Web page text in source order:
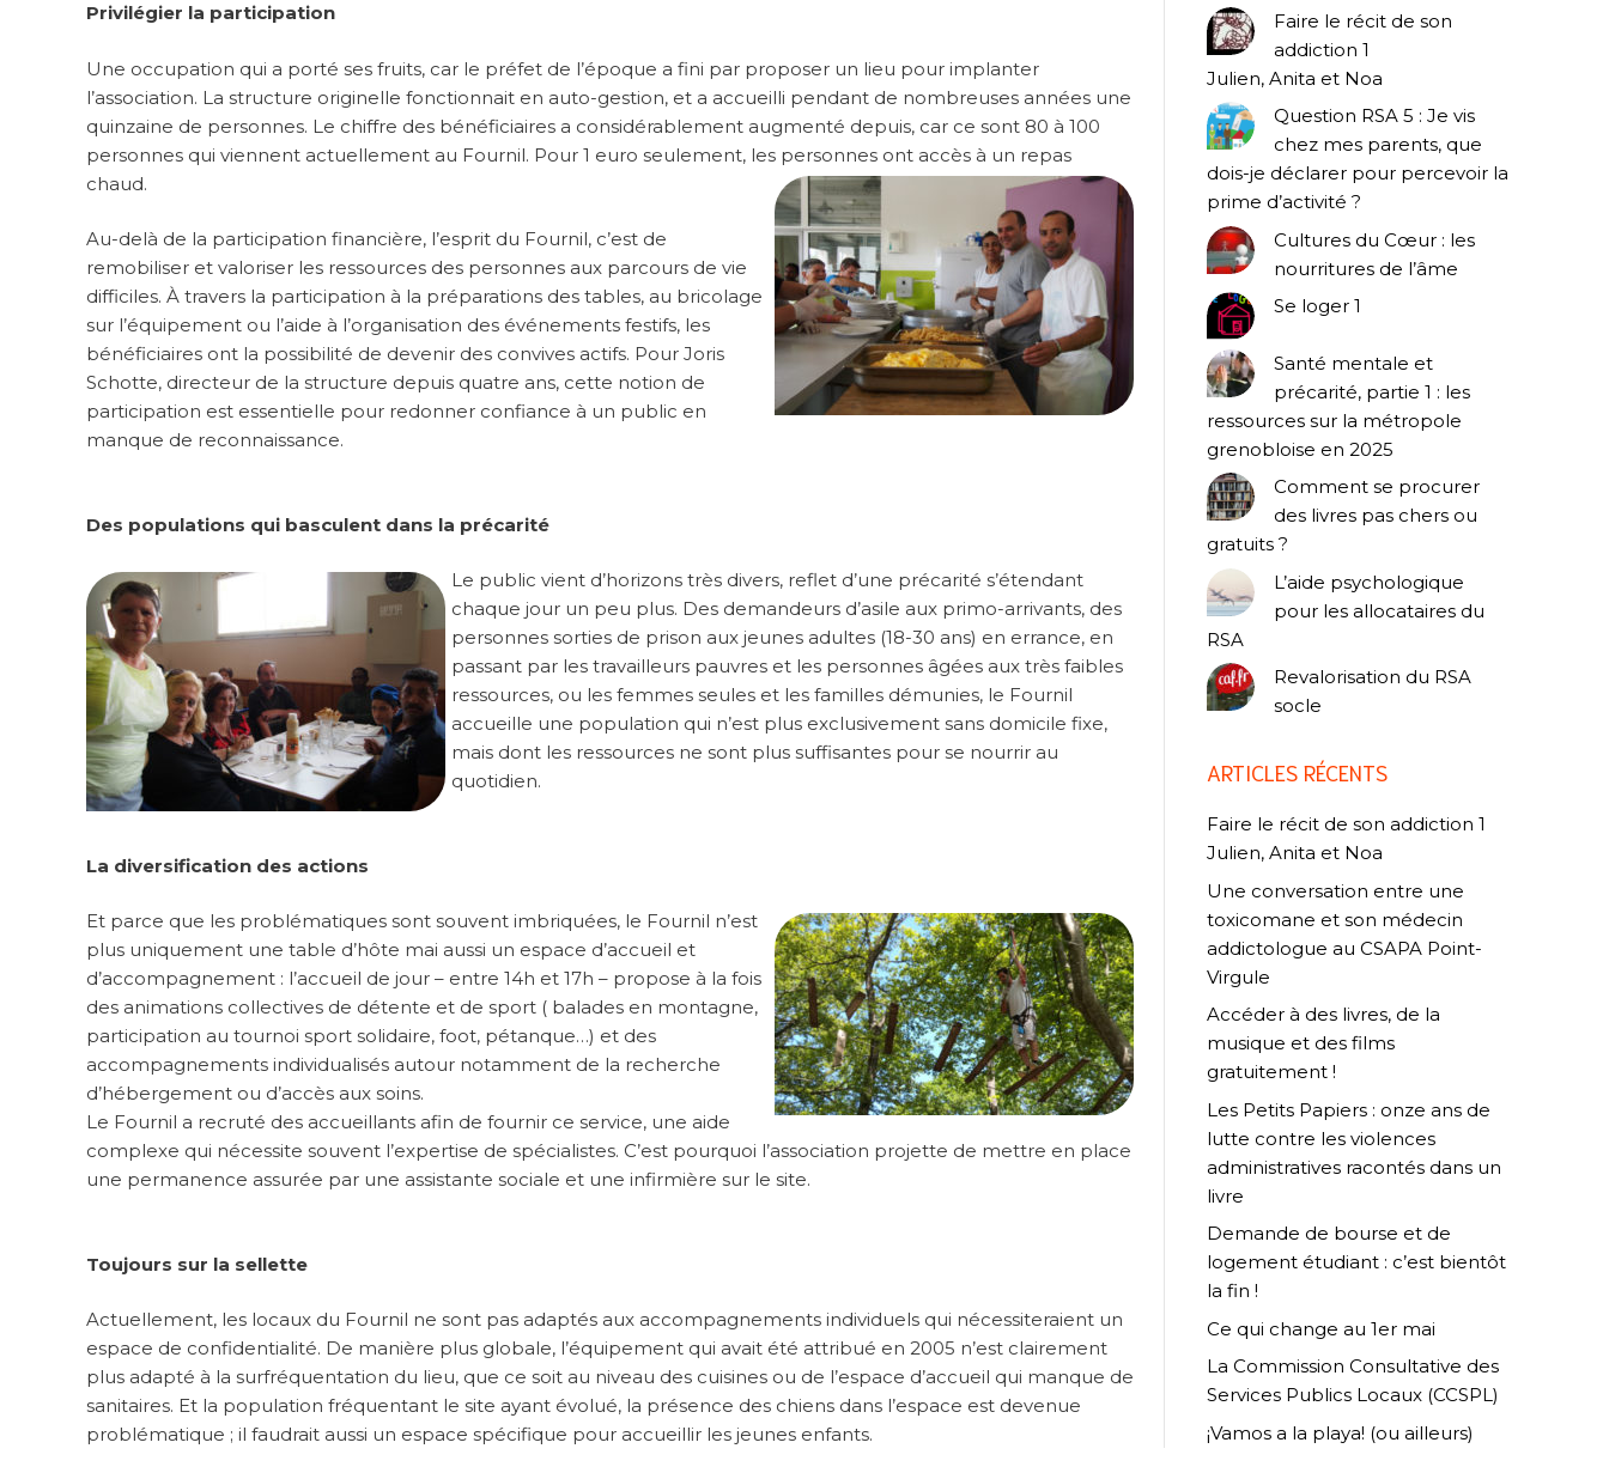
Privilégier la participation
Une occupation qui a porté ses fruits, car le préfet de l’époque a fini par proposer un lieu pour implanter
l’association. La structure originelle fonctionnait en auto-gestion, et a accueilli pendant de nombreuses années une
quinzaine de personnes. Le chiffre des bénéficiaires a considérablement augmenté depuis, car ce sont 80 à 100
personnes qui viennent actuellement au Fournil. Pour 1 euro seulement, les personnes ont accès à un repas
chaud.
Au-delà de la participation financière, l’esprit du Fournil, c’est de
remobiliser et valoriser les ressources des personnes aux parcours de vie
difficiles. À travers la participation à la préparations des tables, au bricolage
sur l’équipement ou l’aide à l’organisation des événements festifs, les
bénéficiaires ont la possibilité de devenir des convives actifs. Pour Joris
Schotte, directeur de la structure depuis quatre ans, cette notion de
participation est essentielle pour redonner confiance à un public en
manque de reconnaissance.
Des populations qui basculent dans la précarité
Le public vient d’horizons très divers, reflet d’une précarité s’étendant
chaque jour un peu plus. Des demandeurs d’asile aux primo-arrivants, des
personnes sorties de prison aux jeunes adultes (18-30 ans) en errance, en
passant par les travailleurs pauvres et les personnes âgées aux très faibles
ressources, ou les femmes seules et les familles démunies, le Fournil
accueille une population qui n’est plus exclusivement sans domicile fixe,
mais dont les ressources ne sont plus suffisantes pour se nourrir au
quotidien.
La diversification des actions
Et parce que les problématiques sont souvent imbriquées, le Fournil n’est
plus uniquement une table d’hôte mai aussi un espace d’accueil et
d’accompagnement : l’accueil de jour – entre 14h et 17h – propose à la fois
des animations collectives de détente et de sport ( balades en montagne,
participation au tournoi sport solidaire, foot, pétanque…) et des
accompagnements individualisés autour notamment de la recherche
d’hébergement ou d’accès aux soins.
Le Fournil a recruté des accueillants afin de fournir ce service, une aide
complexe qui nécessite souvent l’expertise de spécialistes. C’est pourquoi l’association projette de mettre en place
une permanence assurée par une assistante sociale et une infirmière sur le site.
Toujours sur la sellette
Actuellement, les locaux du Fournil ne sont pas adaptés aux accompagnements individuels qui nécessiteraient un
espace de confidentialité. De manière plus globale, l’équipement qui avait été attribué en 2005 n’est clairement
plus adapté à la surfréquentation du lieu, que ce soit au niveau des cuisines ou de l’espace d’accueil qui manque de
sanitaires. Et la population fréquentant le site ayant évolué, la présence des chiens dans l’espace est devenue
problématique ; il faudrait aussi un espace spécifique pour accueillir les jeunes enfants.
Faire le récit de son
addiction 1
Julien, Anita et Noa
Question RSA 5 : Je vis
chez mes parents, que
dois-je déclarer pour percevoir la
prime d’activité ?
Cultures du Cœur : les
nourritures de l’âme
Se loger 1
Santé mentale et
précarité, partie 1 : les
ressources sur la métropole
grenobloise en 2025
Comment se procurer
des livres pas chers ou
gratuits ?
L’aide psychologique
pour les allocataires du
RSA
Revalorisation du RSA
socle
ARTICLES RÉCENTS
Faire le récit de son addiction 1
Julien, Anita et Noa
Une conversation entre une
toxicomane et son médecin
addictologue au CSAPA Point-
Virgule
Accéder à des livres, de la
musique et des films
gratuitement !
Les Petits Papiers : onze ans de
lutte contre les violences
administratives racontés dans un
livre
Demande de bourse et de
logement étudiant : c’est bientôt
la fin !
Ce qui change au 1er mai
La Commission Consultative des
Services Publics Locaux (CCSPL)
¡Vamos a la playa! (ou ailleurs)